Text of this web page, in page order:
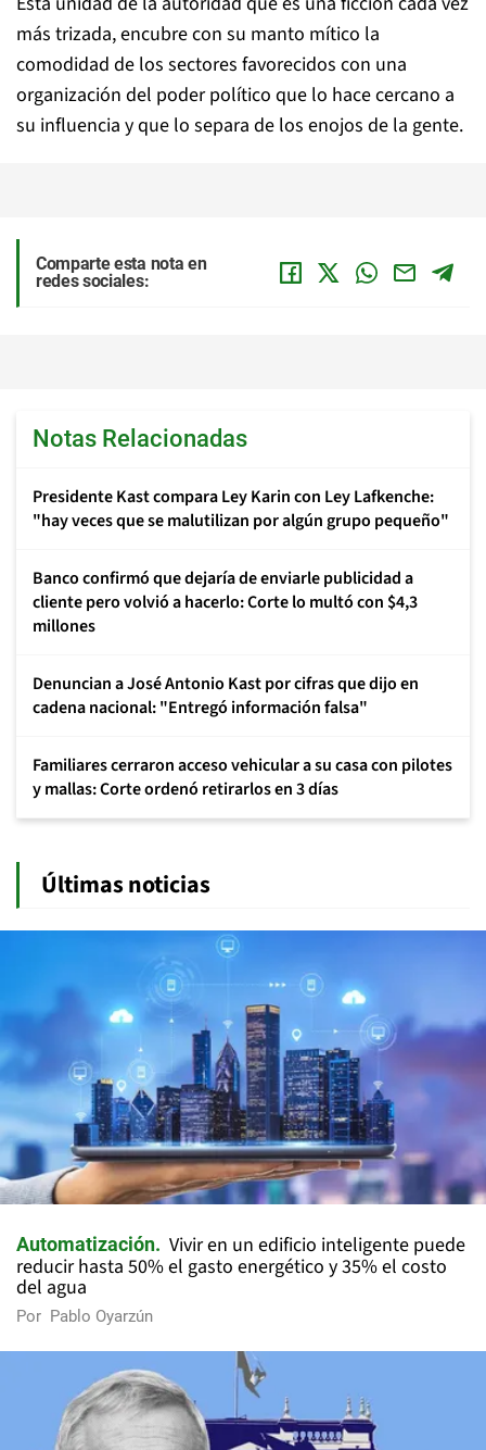
más trizada, encubre con su manto mítico la
comodidad de los sectores favorecidos con una
organización del poder político que lo hace cercano a
su influencia y que lo separa de los enojos de la gente.
Comparte esta nota en
redes sociales:
Notas Relacionadas
Presidente Kast compara Ley Karin con Ley Lafkenche:
"hay veces que se malutilizan por algún grupo pequeño"
Banco confirmó que dejaría de enviarle publicidad a
cliente pero volvió a hacerlo: Corte lo multó con $4,3
millones
Denuncian a José Antonio Kast por cifras que dijo en
cadena nacional: "Entregó información falsa"
Familiares cerraron acceso vehicular a su casa con pilotes
y mallas: Corte ordenó retirarlos en 3 días
Últimas noticias
Automatización
Vivir en un edificio inteligente puede
reducir hasta 50% el gasto energético y 35% el costo
del agua
Por Pablo Oyarzún